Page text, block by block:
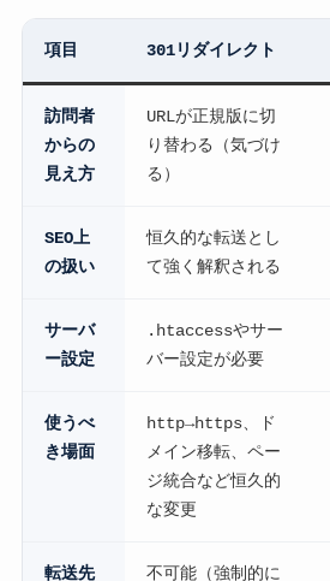
項目 301リダイレクト
訪問者
からの
見え方
URLが正規版に切
り替わる（気づけ
る）
SEO上
の扱い
恒久的な転送とし
て強く解釈される
サーバ
ー設定
.htaccessやサー
バー設定が必要
使うべ
き場面
http→https、ド
メイン移転、ペー
ジ統合など恒久的
な変更
転送先
不可能（強制的に